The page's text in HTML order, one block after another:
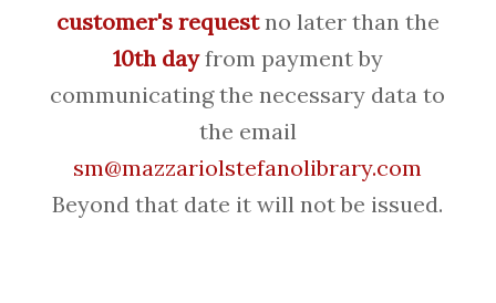
customer's requestno later than the
10th dayfrom payment by
communicating the necessary data to
the email
sm@mazzariolstefanolibrary.com
Beyond that date it will not be issued.